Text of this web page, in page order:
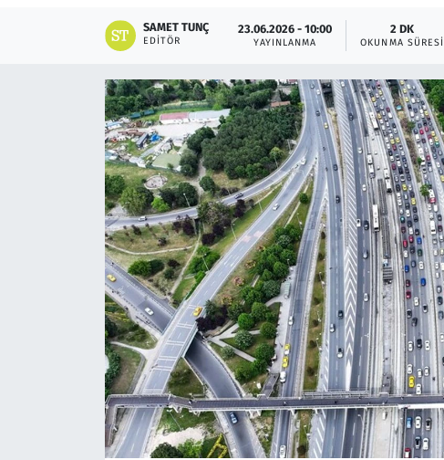
SAMET TUNÇ
EDITÖR
23.06.2026 - 10:00
YAYINLANMA
2 DK
OKUNMA SÜRESI
Televizyon